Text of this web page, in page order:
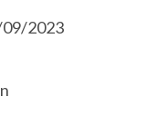
2023